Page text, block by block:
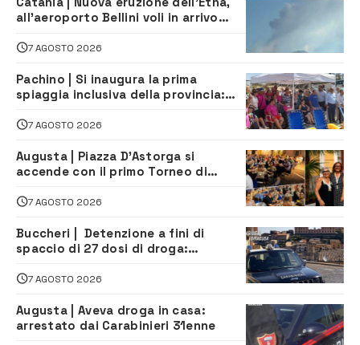
all’aeroporto Bellini voli in arrivo
7 AGOSTO 2026
Pachino | Si inaugura la prima
spiaggia inclusiva della provincia:
tutti
7 AGOSTO 2026
Augusta | Piazza D’Astorga si
accende con il primo Torneo di
7 AGOSTO 2026
Buccheri | Detenzione a fini di
spaccio di 27 dosi di droga:
7 AGOSTO 2026
Augusta | Aveva droga in casa:
arrestato dai Carabinieri 31enne